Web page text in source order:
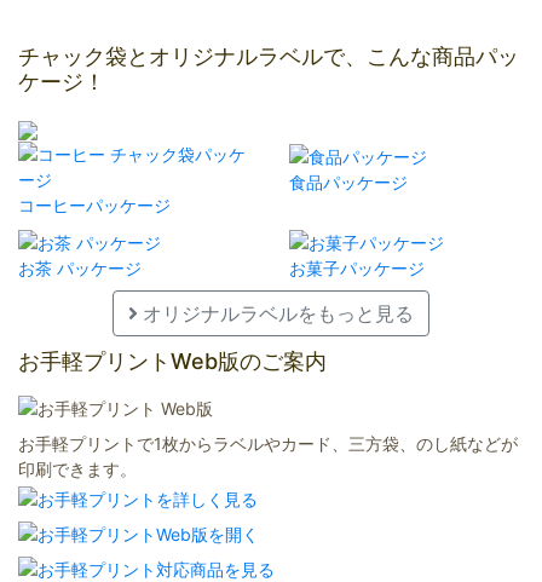
チャック袋とオリジナルラベルで、こんな商品パッ
ケージ！
コーヒーパッケージ
食品パッケージ
お茶 パッケージ お菓子パッケージ
オリジナルラベルをもっと見る
お手軽プリントWeb版のご案内
お手軽プリントで1枚からラベルやカード、三方袋、のし紙などが
印刷できます。